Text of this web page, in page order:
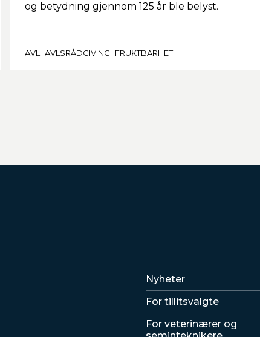
og betydning gjennom 125 år ble belyst.
AVL AVLSRÅDGIVING FRUKTBARHET
Lenker
Nyheter
For tillitsvalgte
For veterinærer og